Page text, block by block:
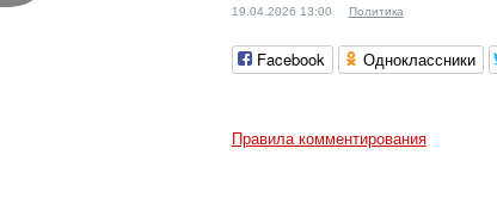
19.04.2026 13:00 Политика
Facebook Одноклассники
Правила комментирования